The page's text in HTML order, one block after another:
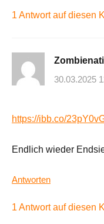
1 Antwort auf diesen
30.03.2025
https://ibb.co/
Endlich wieder
Antworten
1 Antwort auf diesen